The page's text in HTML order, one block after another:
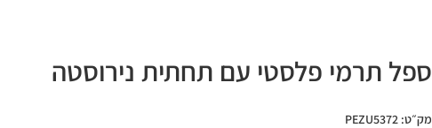
ספל תרמי פלסטי עם תחתית נירוסטה
מק״ט: PEZU5372